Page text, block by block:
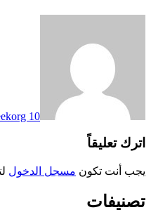
10 أبريل، 2023
اترك تعليقاً
يجب أنت تكون مسجل الدخول
تصنيفات